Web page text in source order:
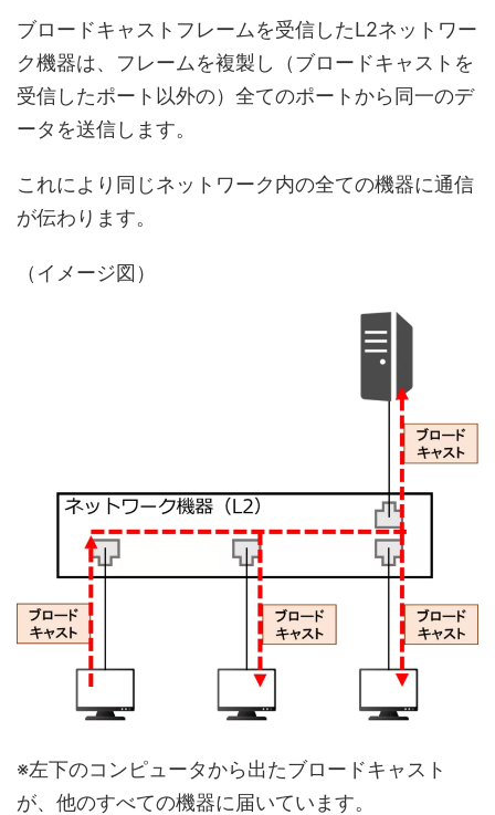
ブロードキャストフレームを受信したL2ネットワー
ク機器は、フレームを複製し（ブロードキャストを
受信したポート以外の）全てのポートから同一のデ
ータを送信します。
これにより同じネットワーク内の全ての機器に通信
が伝わります。
（イメージ図）
※左下のコンピュータから出たブロードキャスト
が、他のすべての機器に届いています。